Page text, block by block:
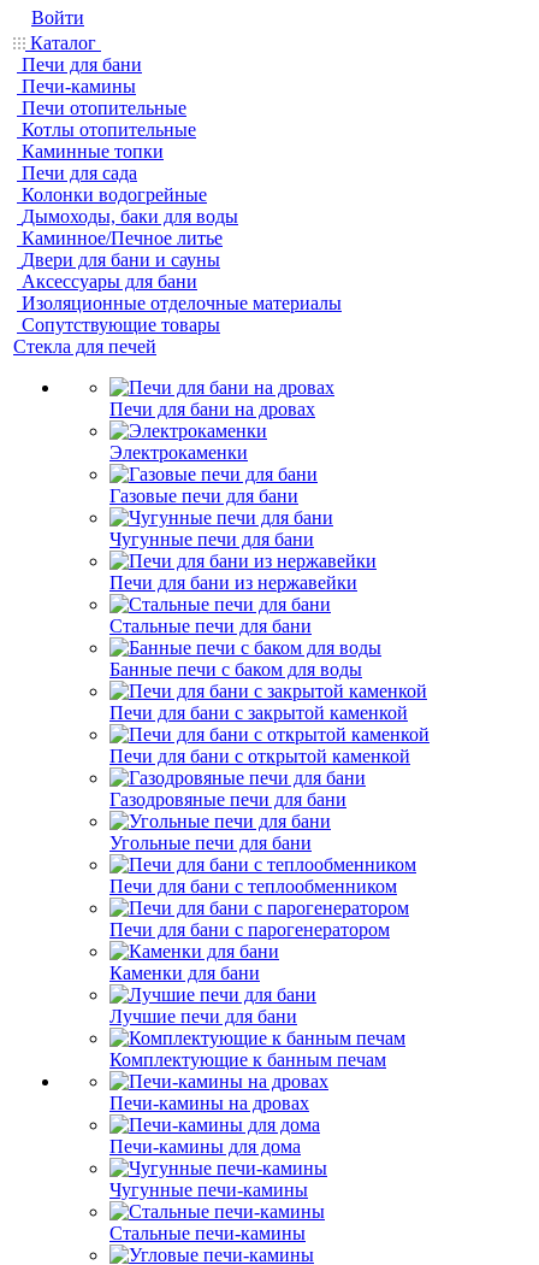
Войти
Каталог
Печи для бани
Печи-камины
Печи отопительные
Котлы отопительные
Каминные топки
Печи для сада
Колонки водогрейные
Дымоходы, баки для воды
Каминное/Печное литье
Двери для бани и сауны
Аксессуары для бани
Изоляционные отделочные материалы
Сопутствующие товары
Стекла для печей
Печи для бани на дровах
Электрокаменки
Газовые печи для бани
Чугунные печи для бани
Печи для бани из нержавейки
Стальные печи для бани
Банные печи с баком для воды
Печи для бани с закрытой каменкой
Печи для бани с открытой каменкой
Газодровяные печи для бани
Угольные печи для бани
Печи для бани с теплообменником
Печи для бани с парогенератором
Каменки для бани
Лучшие печи для бани
Комплектующие к банным печам
Печи-камины на дровах
Печи-камины для дома
Чугунные печи-камины
Стальные печи-камины